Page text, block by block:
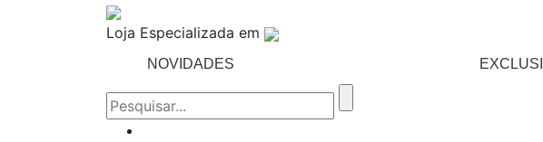
Loja Especializada em
NOVIDADES